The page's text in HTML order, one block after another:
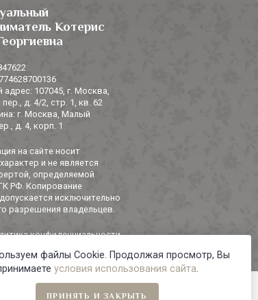
Котерис
107045, г. Москва,
д. 4/2, стр. 1, кв. 62
г. Москва, Малый
д. 4, корп. 1
на сайте носит
и не является
определяемой
РФ. Копирование
исключительно
разрешения владельцев.
конфиденциальности
файлы Cookie. Продолжая просмотр, Вы
условия использования сайта.
ПРИНЯТЬ И ЗАКРЫТЬ